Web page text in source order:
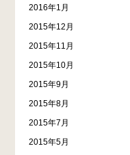
2016年1月
2015年12月
2015年11月
2015年10月
2015年9月
2015年8月
2015年7月
2015年5月